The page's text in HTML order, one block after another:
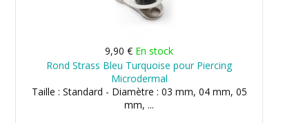
9,90 € En stock
Rond Strass Bleu Turquoise pour Piercing
Microdermal
Taille : Standard - Diamètre : 03 mm, 04 mm, 05
mm, ...